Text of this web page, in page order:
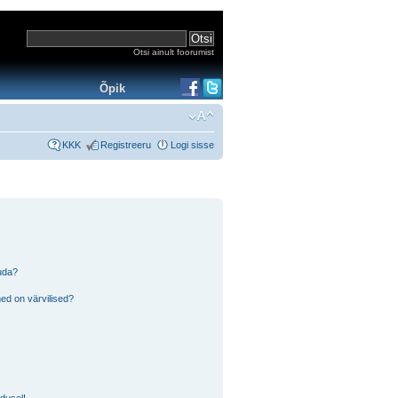
Otsi ainult foorumist
Õpik
KKK Registreeru Logi sisse
on värvilised?